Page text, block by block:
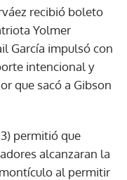
recibió boleto
Yolmer
García impulsó con
intencional y
que sacó a Gibson
permitió que
alcanzaran la
al permitir